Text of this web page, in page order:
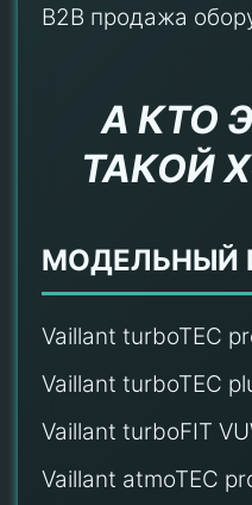
B2B продажа
А КТО
ТАКОЙ
МОДЕЛЬНЫЙ
Vaillant turboTEC
Vaillant turboTEC
Vaillant turboFIT
Vaillant atmoTEC